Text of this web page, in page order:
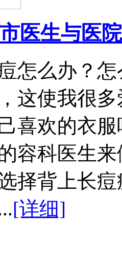
医生与医
怎么办？
这使我很
喜欢的衣
容科医生
择背上长
[详细]